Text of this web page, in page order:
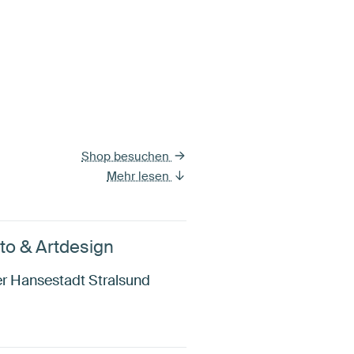
Shop besuchen
Mehr lesen
& Artdesign
Hansestadt Stralsund